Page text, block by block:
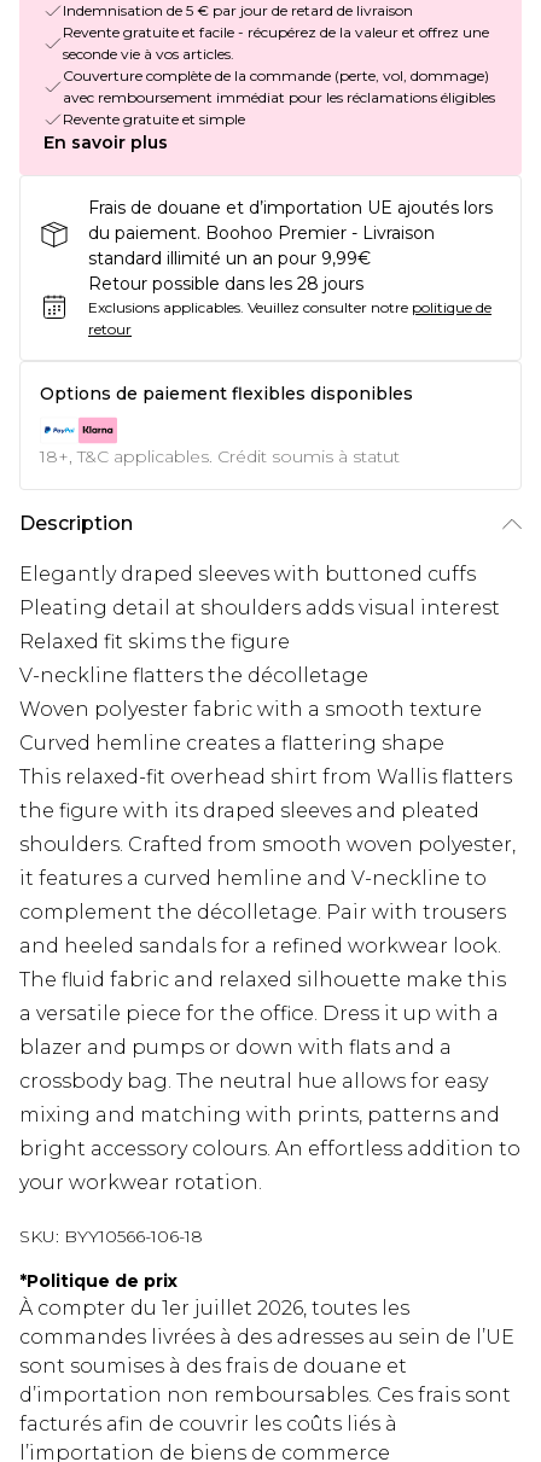
Indemnisation de 5 € par jour de retard de livraison
Revente gratuite et facile - récupérez de la valeur et offrez une
seconde vie à vos articles.
Couverture complète de la commande (perte, vol, dommage)
avec remboursement immédiat pour les réclamations éligibles
Revente gratuite et simple
En savoir plus
Frais de douane et d’importation UE ajoutés lors
du paiement. Boohoo Premier - Livraison
standard illimité un an pour 9,99€
Retour possible dans les 28 jours
Exclusions applicables. Veuillez consulter notre politique de
retour
Options de paiement flexibles disponibles
18+, T&C applicables. Crédit soumis à statut
Description
Elegantly draped sleeves with buttoned cuffs
Pleating detail at shoulders adds visual interest
Relaxed fit skims the figure
V-neckline flatters the décolletage
Woven polyester fabric with a smooth texture
Curved hemline creates a flattering shape
This relaxed-fit overhead shirt from Wallis flatters
the figure with its draped sleeves and pleated
shoulders. Crafted from smooth woven polyester,
it features a curved hemline and V-neckline to
complement the décolletage. Pair with trousers
and heeled sandals for a refined workwear look.
The fluid fabric and relaxed silhouette make this
a versatile piece for the office. Dress it up with a
blazer and pumps or down with flats and a
crossbody bag. The neutral hue allows for easy
mixing and matching with prints, patterns and
bright accessory colours. An effortless addition to
your workwear rotation.
SKU: BYY10566-106-18
*Politique de prix
À compter du 1er juillet 2026, toutes les
commandes livrées à des adresses au sein de l’UE
sont soumises à des frais de douane et
d’importation non remboursables. Ces frais sont
facturés afin de couvrir les coûts liés à
l’importation de biens de commerce